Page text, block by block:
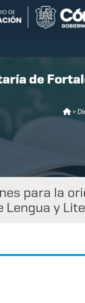
de
>
para la
Lengua y